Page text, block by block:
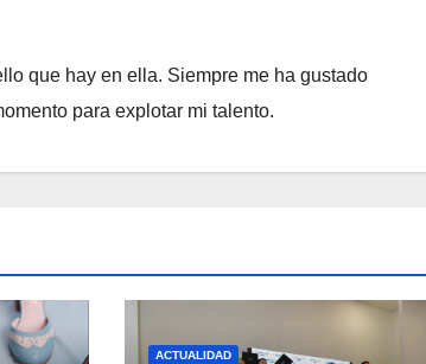
que hay en ella. Siempre me ha gustado
para explotar mi talento.
ACTUALIDAD